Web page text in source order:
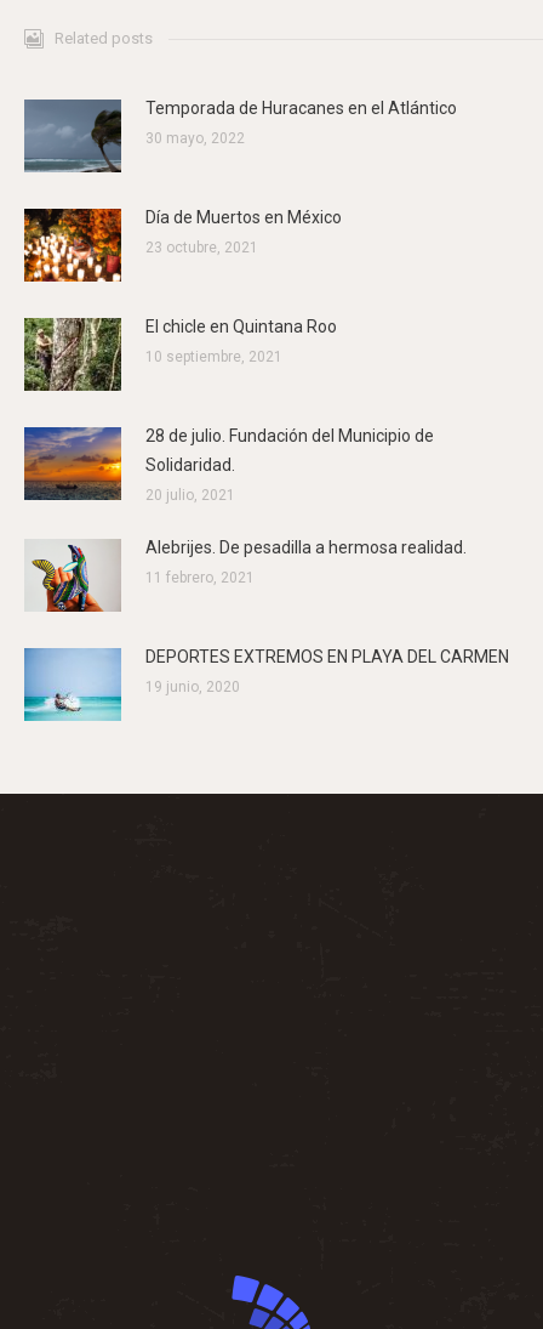
Related posts
Temporada de Huracanes en el Atlántico
30 mayo, 2022
Día de Muertos en México
23 octubre, 2021
El chicle en Quintana Roo
10 septiembre, 2021
28 de julio. Fundación del Municipio de
Solidaridad.
20 julio, 2021
Alebrijes. De pesadilla a hermosa realidad.
11 febrero, 2021
DEPORTES EXTREMOS EN PLAYA DEL CARMEN
19 junio, 2020